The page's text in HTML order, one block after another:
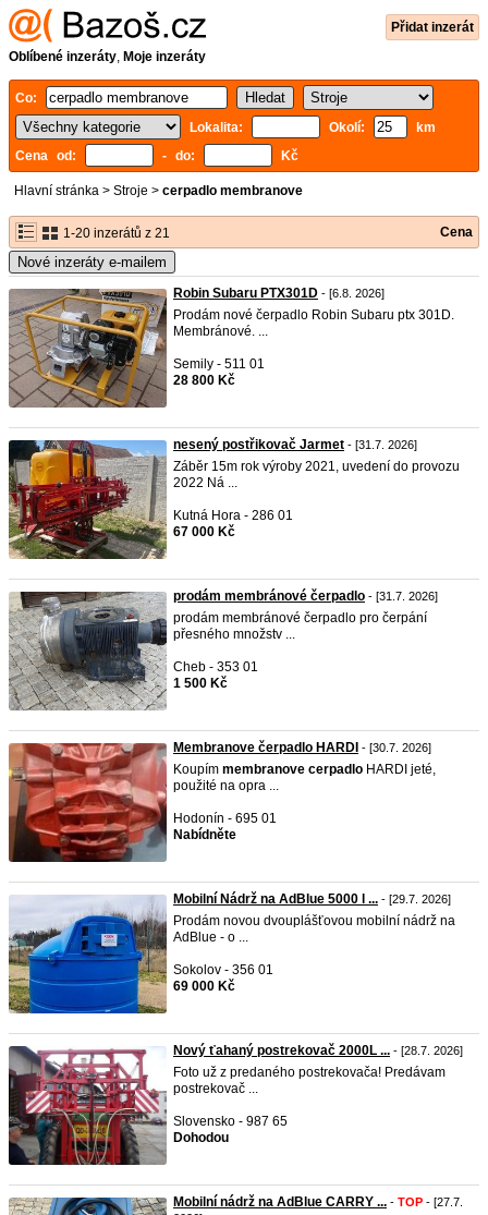
Přidat inzerát
Oblíbené inzeráty, Moje inzeráty
Co:
Lokalita:
Okolí:
km
Cena od:
- do: Kč
Hlavní stránka > Stroje > cerpadlo membranove
1-20 inzerátů z 21 Cena
Nové inzeráty e-mailem
Robin Subaru PTX301D - [6.8. 2026]
Prodám nové čerpadlo Robin Subaru ptx 301D.
Membránové. ...
Semily - 511 01
28 800 Kč
nesený postřikovač Jarmet - [31.7. 2026]
Záběr 15m rok výroby 2021, uvedení do provozu
2022 Ná ...
Kutná Hora - 286 01
67 000 Kč
prodám membránové čerpadlo - [31.7. 2026]
prodám membránové čerpadlo pro čerpání
přesného množstv ...
Cheb - 353 01
1 500 Kč
Membranove čerpadlo HARDI - [30.7. 2026]
Koupím membranove cerpadlo HARDI jeté,
použité na opra ...
Hodonín - 695 01
Nabídněte
Mobilní Nádrž na AdBlue 5000 l ... - [29.7. 2026]
Prodám novou dvouplášťovou mobilní nádrž na
AdBlue - o ...
Sokolov - 356 01
69 000 Kč
Nový ťahaný postrekovač 2000L ... - [28.7. 2026]
Foto už z predaného postrekovača! Predávam
postrekovač ...
Slovensko - 987 65
Dohodou
Mobilní nádrž na AdBlue CARRY ... - TOP - [27.7.